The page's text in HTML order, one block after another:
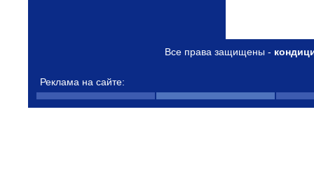
Все права защищены -
Реклама на сайте: